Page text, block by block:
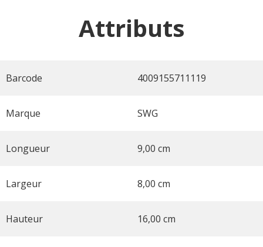
Attributs
Barcode 4009155711119
Marque SWG
Longueur 9,00 cm
Largeur 8,00 cm
Hauteur 16,00 cm